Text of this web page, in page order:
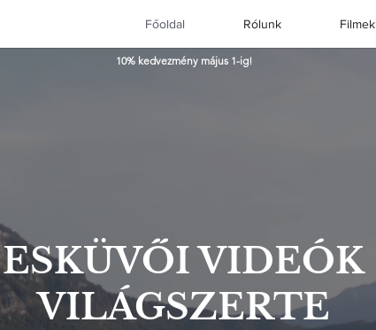
Főoldal Rólunk Filmek
10% kedvezmény május 1-ig!
ESKÜVŐI VIDEÓK
VILÁGSZERTE